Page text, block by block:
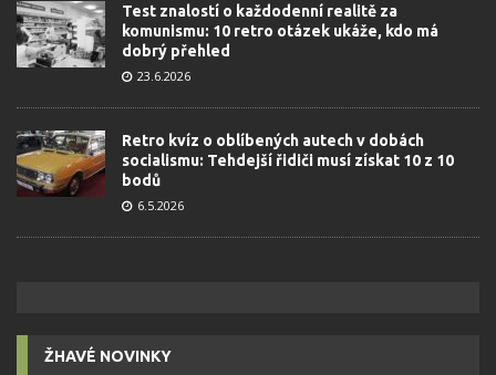
Test znalostí o každodenní realitě za
komunismu: 10 retro otázek ukáže, kdo má
dobrý přehled
23.6.2026
Retro kvíz o oblíbených autech v dobách
socialismu: Tehdejší řidiči musí získat 10 z 10
bodů
6.5.2026
ŽHAVÉ NOVINKY